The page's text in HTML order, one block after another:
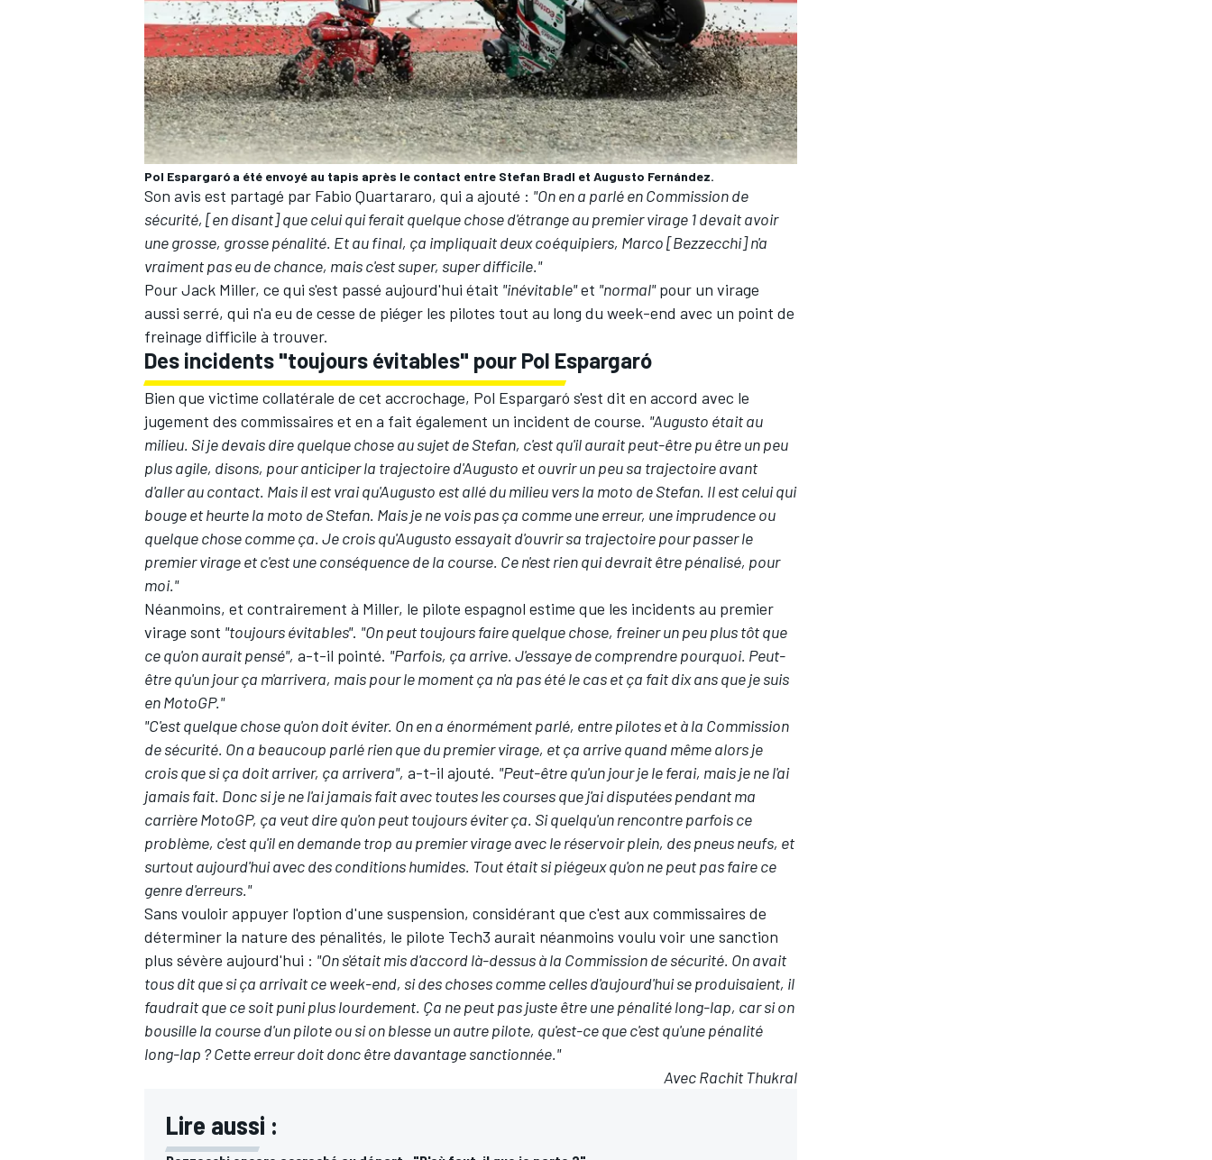
AUTRES CHAMPIONNATS
Pol Espargaró a été envoyé au tapis après le contact entre Stefan Bradl et Augusto Fernández.
Son avis est partagé par Fabio Quartararo, qui a ajouté : "On en a parlé en Commission de
sécurité, [en disant] que celui qui ferait quelque chose d'étrange au premier virage 1 devait avoir
une grosse, grosse pénalité. Et au final, ça impliquait deux coéquipiers, Marco [Bezzecchi] n'a
vraiment pas eu de chance, mais c'est super, super difficile."
PourJack Miller, ce qui s'est passé aujourd'hui était "inévitable"et "normal"pour un virage
aussi serré, qui n'a eu de cesse de piéger les pilotes tout au long du week-end avec un point de
freinage difficile à trouver.
Des incidents "toujours évitables" pour Pol Espargaró
Bien que victime collatérale de cet accrochage, Pol Espargaró s'est dit en accord avec le
jugement des commissaires et en a fait également un incident de course. "Augusto était au
milieu. Si je devais dire quelque chose au sujet de Stefan, c'est qu'il aurait peut-être pu être un peu
plus agile, disons, pour anticiper la trajectoire d'Augusto et ouvrir un peu sa trajectoire avant
d'aller au contact. Mais il est vrai qu'Augusto est allé du milieu vers la moto de Stefan. Il est celui qui
bouge et heurte la moto de Stefan. Mais je ne vois pas ça comme une erreur, une imprudence ou
quelque chose comme ça. Je crois qu'Augusto essayait d'ouvrir sa trajectoire pour passer le
premier virage et c'est une conséquence de la course. Ce n'est rien qui devrait être pénalisé, pour
moi."
Néanmoins, et contrairement à Miller, le pilote espagnol estime que les incidents au premier
virage sont "toujours évitables". "On peut toujours faire quelque chose, freiner un peu plus tôt que
ce qu'on aurait pensé", a-t-il pointé. "Parfois, ça arrive. J'essaye de comprendre pourquoi. Peut-
être qu'un jour ça m'arrivera, mais pour le moment ça n'a pas été le cas et ça fait dix ans que je suis
en MotoGP."
"C'est quelque chose qu'on doit éviter. On en a énormément parlé, entre pilotes et à la Commission
de sécurité. On a beaucoup parlé rien que du premier virage, et ça arrive quand même alors je
crois que si ça doit arriver, ça arrivera", a-t-il ajouté. "Peut-être qu'un jour je le ferai, mais je ne l'ai
jamais fait. Donc si je ne l'ai jamais fait avec toutes les courses que j'ai disputées pendant ma
carrière MotoGP, ça veut dire qu'on peut toujours éviter ça. Si quelqu'un rencontre parfois ce
problème, c'est qu'il en demande trop au premier virage avec le réservoir plein, des pneus neufs, et
surtout aujourd'hui avec des conditions humides. Tout était si piégeux qu'on ne peut pas faire ce
genre d'erreurs."
Sans vouloir appuyer l'option d'une suspension, considérant que c'est aux commissaires de
déterminer la nature des pénalités, le pilote Tech3 aurait néanmoins voulu voir une sanction
plus sévère aujourd'hui : "On s'était mis d'accord là-dessus à la Commission de sécurité. On avait
tous dit que si ça arrivait ce week-end, si des choses comme celles d'aujourd'hui se produisaient, il
faudrait que ce soit puni plus lourdement. Ça ne peut pas juste être une pénalité long-lap, car si on
bousille la course d'un pilote ou si on blesse un autre pilote, qu'est-ce que c'est qu'une pénalité
long-lap ? Cette erreur doit donc être davantage sanctionnée."
Avec Rachit Thukral
Lire aussi :